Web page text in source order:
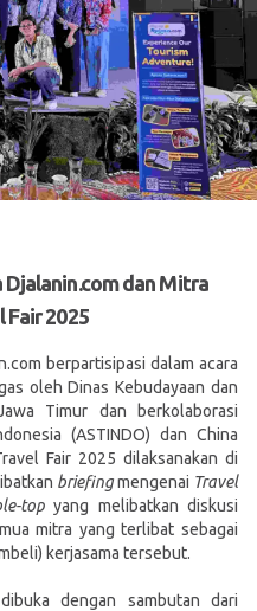
dan Mitra
2025
berpartisipasi dalam acara
oleh Dinas Kebudayaan dan
Timur dan berkolaborasi
(ASTINDO) dan China
Fair 2025 dilaksanakan di
briefingmengenai Travel
top yang melibatkan diskusi
mitra yang terlibat sebagai
kerjasama tersebut.
dengan sambutan dari